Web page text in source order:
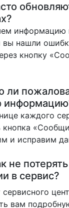
информацию
вы нашли
кнопку
ли
каждого
кнопка
и исправим
не
в сервис?
сервисного
вам